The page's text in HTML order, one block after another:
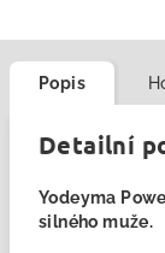
Popis
Detailní
Yodeyma
silného muže.